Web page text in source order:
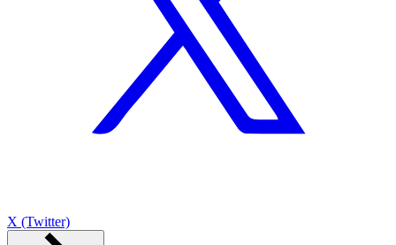
X (Twitter)